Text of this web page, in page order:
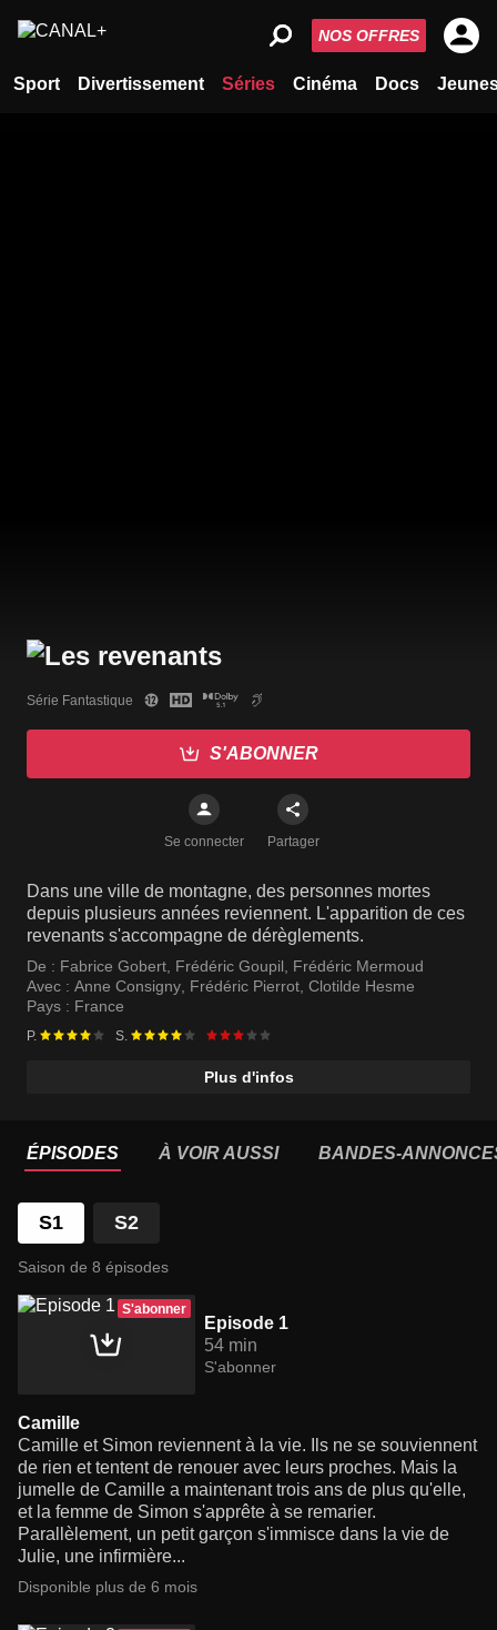
Sport Divertissement Séries Cinéma Docs
NOS OFFRES
Série Fantastique
S'ABONNER
Se connecter Partager
Dans une ville de montagne, des personnes mortes
depuis plusieurs années reviennent. L'apparition de ces
revenants s'accompagne de dérèglements.
De : Fabrice Gobert, Frédéric Goupil, Frédéric Mermoud
Avec : Anne Consigny, Frédéric Pierrot, Clotilde Hesme
Pays : France
P. S.
Plus d'infos
ÉPISODES À VOIR AUSSI BANDES-
S1 S2
Saison de 8 épisodes
S'abonner
Episode 1
54 min
S'abonner
Camille
Camille et Simon reviennent à la vie. Ils ne se souviennent
de rien et tentent de renouer avec leurs proches. Mais la
jumelle de Camille a maintenant trois ans de plus qu'elle,
et la femme de Simon s'apprête à se remarier.
Parallèlement, un petit garçon s'immisce dans la vie de
Julie, une infirmière...
Disponible plus de 6 mois